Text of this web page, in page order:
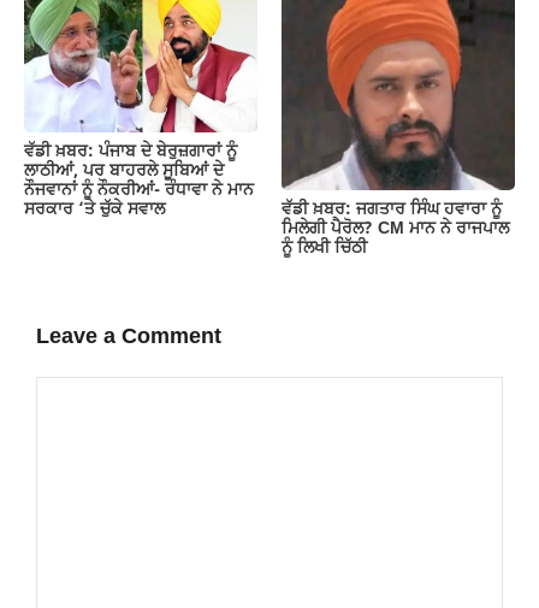
ਵੱਡੀ ਖ਼ਬਰ: ਪੰਜਾਬ ਦੇ ਬੇਰੁਜ਼ਗਾਰਾਂ ਨੂੰ
ਲਾਠੀਆਂ, ਪਰ ਬਾਹਰਲੇ ਸੂਬਿਆਂ ਦੇ
ਨੌਜਵਾਨਾਂ ਨੂੰ ਨੌਕਰੀਆਂ- ਰੰਧਾਵਾ ਨੇ ਮਾਨ
ਸਰਕਾਰ ‘ਤੇ ਚੁੱਕੇ ਸਵਾਲ
ਵੱਡੀ ਖ਼ਬਰ: ਜਗਤਾਰ ਸਿੰਘ ਹਵਾਰਾ ਨੂੰ
ਮਿਲੇਗੀ ਪੈਰੋਲ? CM ਮਾਨ ਨੇ ਰਾਜਪਾਲ
ਨੂੰ ਲਿਖੀ ਚਿੱਠੀ
Leave a Comment